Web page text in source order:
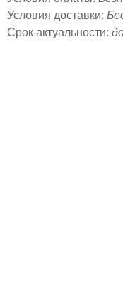
Условия доставки:
Срок актуальности: